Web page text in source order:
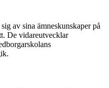
av sina ämneskunskaper på
De vidareutvecklar